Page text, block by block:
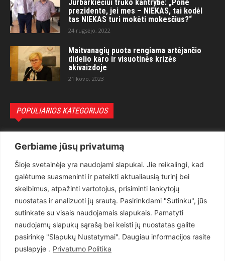
Gerbiame jūsų privatumą
Šioje svetainėje yra naudojami slapukai. Jie reikalingi, kad
galėtume suasmeninti ir pateikti aktualiausią turinį bei
skelbimus, atpažinti vartotojus, prisiminti lankytojų
nuostatas ir analizuoti jų srautą. Pasirinkdami "Sutinku", jūs
sutinkate su visais naudojamais slapukais. Pamatyti
naudojamų slapukų sąrašą bei keisti jų nuostatas galite
pasirinkę "Slapukų Nustatymai". Daugiau informacijos rasite
puslapyje . Privatumo Politika
Jurbarkiečiui trūko kantrybė: „Pone
prezidente, jei mes – NIEKAS, tai kodėl
tas NIEKAS turi mokėti mokesčius?“
24 rugsėjo, 2022
Maitvanagių puota rengiama artėjančio
didelio karo ir visuotinės krizės
akivaizdoje
21 kovo, 2023
POPULIARIOS KATEGORIJOS
Teisėsauga
1497
Aktualu
Lietuva
619
Pasaulis
Статьи на русском
Articles in english